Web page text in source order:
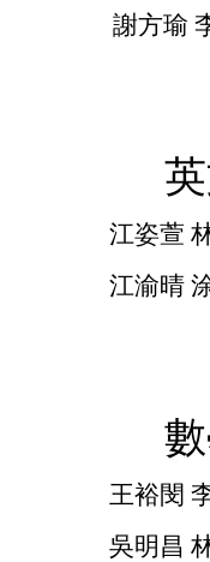
謝方瑜
江姿萱
江渝晴
王裕閔
吳明昌